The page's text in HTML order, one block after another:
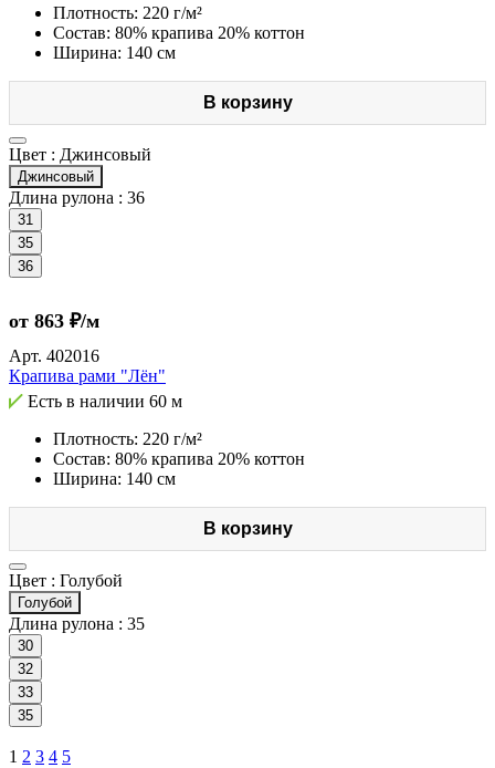
Плотность: 220 г/м²
Состав: 80% крапива 20% коттон
Ширина: 140 см
В корзину
Цвет : Джинсовый
Джинсовый
Длина рулона : 36
31
35
36
от 863 ₽/м
Арт. 402016
Крапива рами "Лён"
Есть в наличии 60 м
Плотность: 220 г/м²
Состав: 80% крапива 20% коттон
Ширина: 140 см
В корзину
Цвет : Голубой
Голубой
Длина рулона : 35
30
32
33
35
1 2 3 4 5